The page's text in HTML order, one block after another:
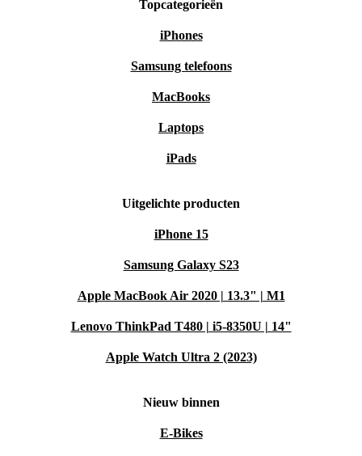
Topcategorieën
iPhones
Samsung telefoons
MacBooks
Laptops
iPads
Uitgelichte producten
iPhone 15
Samsung Galaxy S23
Apple MacBook Air 2020 | 13.3" | M1
Lenovo ThinkPad T480 | i5-8350U | 14"
Apple Watch Ultra 2 (2023)
Nieuw binnen
E-Bikes